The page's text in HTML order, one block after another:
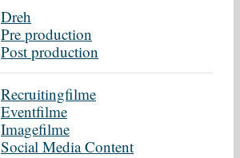
Dreh
Pre production
Post production
Recruitingfilme
Eventfilme
Imagefilme
Social Media Content